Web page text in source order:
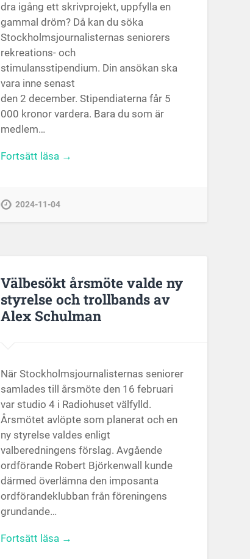
dra igång ett skrivprojekt, uppfylla en
gammal dröm? Då kan du söka
Stockholmsjournalisternas seniorers
rekreations- och
stimulansstipendium. Din ansökan ska
vara inne senast
den 2 december. Stipendiaterna får 5
000 kronor vardera. Bara du som är
medlem…
Fortsätt läsa →
2024-11-04
Välbesökt årsmöte valde ny
styrelse och trollbands av
Alex Schulman
När Stockholmsjournalisternas seniorer
samlades till årsmöte den 16 februari
var studio 4 i Radiohuset välfylld.
Årsmötet avlöpte som planerat och en
ny styrelse valdes enligt
valberedningens förslag. Avgående
ordförande Robert Björkenwall kunde
därmed överlämna den imposanta
ordförandeklubban från föreningens
grundande…
Fortsätt läsa →